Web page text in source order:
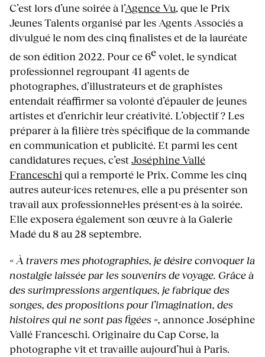
C’est lors d’une soirée à l’Agence Vu, que le Prix
Jeunes Talents organisé par les Agents Associés a
divulgué le nom des cinq finalistes et de la lauréate
de son édition 2022. Pour ce 6evolet, le syndicat
professionnel regroupant 41 agents de
photographes, d’illustrateurs et de graphistes
entendait réaffirmer sa volonté d’épauler de jeunes
artistes et d’enrichir leur créativité. L’objectif ? Les
préparer à la filière très spécifique de la commande
en communication et publicité. Et parmi les cent
candidatures reçues, c’estJoséphine Vallé
Franceschi qui a remporté le Prix. Comme les cinq
autres auteur·ices retenu·es, elle a pu présenter son
travail aux professionnel·les présent·es à la soirée.
Elle exposera également son œuvre à la Galerie
Madé du 8 au 28 septembre.
« À travers mes photographies, je désire convoquer la
nostalgie laissée par les souvenirs de voyage. Grâce à
des surimpressions argentiques, je fabrique des
songes, des propositions pour l’imagination, des
histoires qui ne sont pas figées », annonce Joséphine
Vallé Franceschi. Originaire du Cap Corse, la
photographe vit et travaille aujourd’hui à Paris.